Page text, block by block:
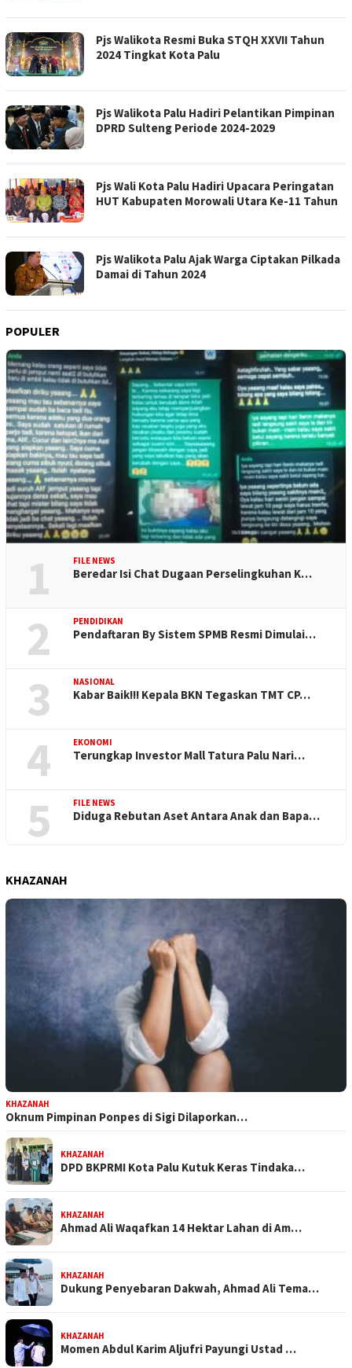
Pjs Walikota Resmi Buka STQH XXVII Tahun
2024 Tingkat Kota Palu
Pjs Walikota Palu Hadiri Pelantikan Pimpinan
DPRD Sulteng Periode 2024-2029
Pjs Wali Kota Palu Hadiri Upacara Peringatan
HUT Kabupaten Morowali Utara Ke-11 Tahun
Pjs Walikota Palu Ajak Warga Ciptakan Pilkada
Damai di Tahun 2024
POPULER
1 FILE NEWS
Beredar Isi Chat Dugaan Perselingkuhan K…
2 PENDIDIKAN
Pendaftaran By Sistem SPMB Resmi Dimulai…
3 NASIONAL
Kabar Baik!!! Kepala BKN Tegaskan TMT CP…
4 EKONOMI
Terungkap Investor Mall Tatura Palu Nari…
5 FILE NEWS
Diduga Rebutan Aset Antara Anak dan Bapa…
KHAZANAH
KHAZANAH
Oknum Pimpinan Ponpes di Sigi Dilaporkan…
KHAZANAH
DPD BKPRMI Kota Palu Kutuk Keras Tindaka…
KHAZANAH
Ahmad Ali Waqafkan 14 Hektar Lahan di Am…
KHAZANAH
Dukung Penyebaran Dakwah, Ahmad Ali Tema…
KHAZANAH
Momen Abdul Karim Aljufri Payungi Ustad …